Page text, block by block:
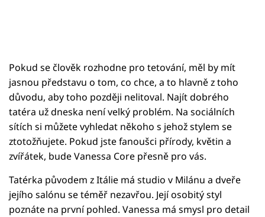
Pokud se člověk rozhodne pro tetování, měl by mít
jasnou představu o tom, co chce, a to hlavně z toho
důvodu, aby toho později nelitoval. Najít dobrého
tatéra už dneska není velký problém. Na sociálních
sítích si můžete vyhledat někoho s jehož stylem se
ztotožňujete. Pokud jste fanoušci přírody, květin a
zvířátek, bude Vanessa Core přesně pro vás.
Tatérka původem z Itálie má studio v Milánu a dveře
jejího salónu se téměř nezavřou. Její osobitý styl
poznáte na první pohled. Vanessa má smysl pro detail